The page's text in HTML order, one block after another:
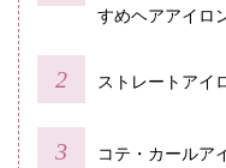
すめヘアアイロ
ストレートアイ
コテ・カールア